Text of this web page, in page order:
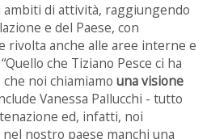
di attività, raggiungendo
e del Paese, con
rivolta anche alle aree interne e
che Tiziano Pesce ci ha
noi chiamiamo una visione
Vanessa Pallucchi - tutto
ed, infatti, noi
nostro paese manchi una